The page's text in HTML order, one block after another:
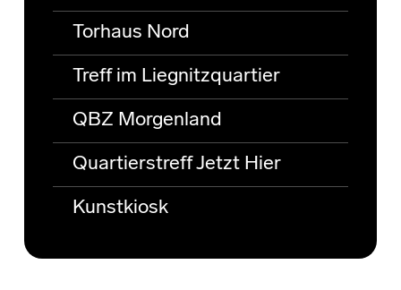
Torhaus Nord
Treff im Liegnitzquartier
QBZ Morgenland
Quartierstreff Jetzt Hier
Kunstkiosk